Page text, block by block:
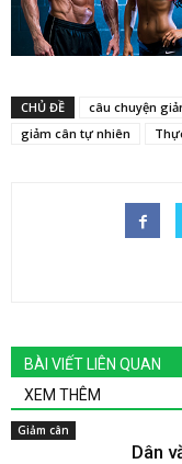
CHỦ ĐỀ câu chuyện
giảm cân tự nhiên
BÀI VIẾT LIÊN QUAN
XEM THÊM
Giảm cân
Dân